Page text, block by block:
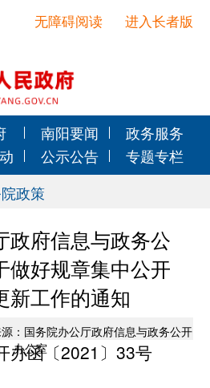
进入长者版
无障碍阅读
南阳要闻
政务服务
公示公告
专题专栏
政策
政府信息与政务公
做好规章集中公开
新工作的通知
：国务院办公厅政府信息与政务公开
办公室
办函〔2021〕33号